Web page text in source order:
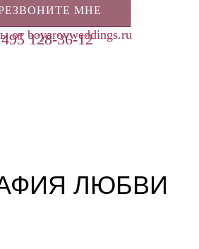
МНЕ
128-36-12
ЛЮБВИ